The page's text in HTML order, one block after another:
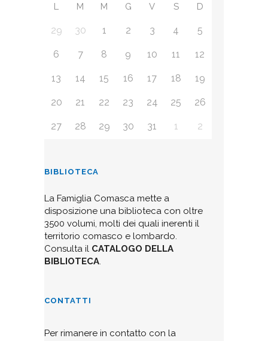
L M M G V S D
29 30 1 2 3 4 5
6 7 8 9 10 11 12
13 14 15 16 17 18 19
20 21 22 23 24 25 26
27 28 29 30 31 1 2
BIBLIOTECA
La Famiglia Comasca mette a
disposizione una biblioteca con oltre
3500 volumi, molti dei quali inerenti il
territorio comasco e lombardo.
Consulta il CATALOGO DELLA
BIBLIOTECA.
CONTATTI
Per rimanere in contatto con la